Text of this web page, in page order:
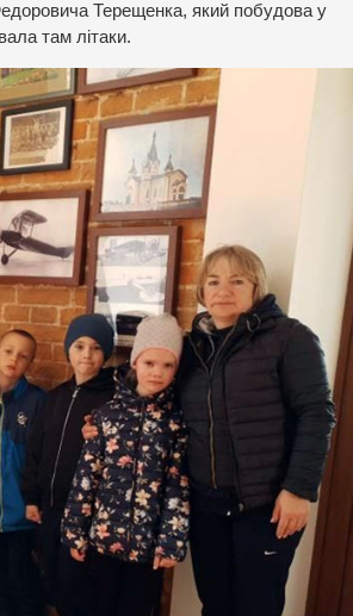
Терещенка, який побудова у
там літаки.